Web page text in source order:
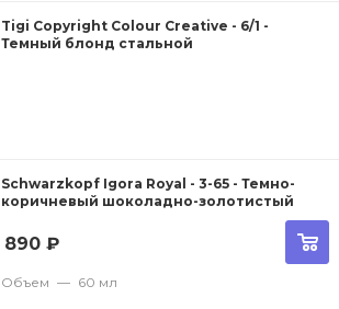
Tigi Copyright Сolour Creative - 6/1 -
Темный блонд стальной
Schwarzkopf Igora Royal - 3-65 - Темно-
коричневый шоколадно-золотистый
890 ₽
Объем — 60 мл